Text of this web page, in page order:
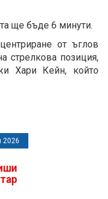
ще бъде 6 минути.
от ъглов
стрелкова позиция,
Хари Кейн, който
2026